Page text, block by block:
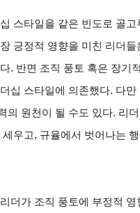
스타일을 같은 빈도로 골
긍정적 영향을 미친 리더
. 반면 조직 풍토 혹은 장기
십 스타일에 의존했다. 다만
의 원천이 될 수도 있다. 리
우고, 규율에서 벗어나는
더가 조직 풍토에 부정적